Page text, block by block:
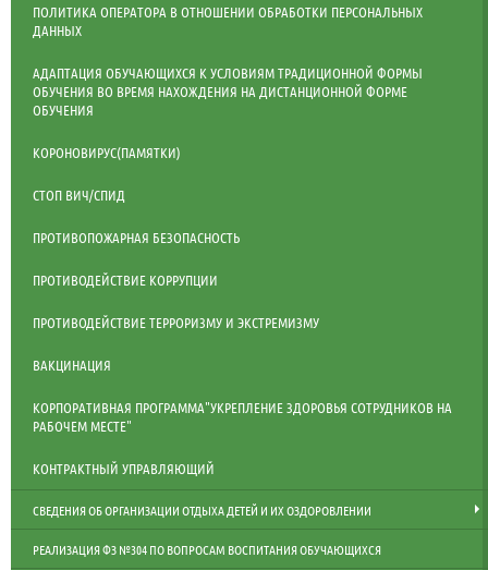
ПОЛИТИКА ОПЕРАТОРА В ОТНОШЕНИИ ОБРАБОТКИ ПЕРСОНАЛЬНЫХ
ДАННЫХ
АДАПТАЦИЯ ОБУЧАЮЩИХСЯ К УСЛОВИЯМ ТРАДИЦИОННОЙ ФОРМЫ
ОБУЧЕНИЯ ВО ВРЕМЯ НАХОЖДЕНИЯ НА ДИСТАНЦИОННОЙ ФОРМЕ
ОБУЧЕНИЯ
КОРОНОВИРУС(ПАМЯТКИ)
СТОП ВИЧ/СПИД
ПРОТИВОПОЖАРНАЯ БЕЗОПАСНОСТЬ
ПРОТИВОДЕЙСТВИЕ КОРРУПЦИИ
ПРОТИВОДЕЙСТВИЕ ТЕРРОРИЗМУ И ЭКСТРЕМИЗМУ
ВАКЦИНАЦИЯ
КОРПОРАТИВНАЯ ПРОГРАММА"УКРЕПЛЕНИЕ ЗДОРОВЬЯ СОТРУДНИКОВ НА
РАБОЧЕМ МЕСТЕ"
КОНТРАКТНЫЙ УПРАВЛЯЮЩИЙ
СВЕДЕНИЯ ОБ ОРГАНИЗАЦИИ ОТДЫХА ДЕТЕЙ И ИХ ОЗДОРОВЛЕНИИ
РЕАЛИЗАЦИЯ ФЗ №304 ПО ВОПРОСАМ ВОСПИТАНИЯ ОБУЧАЮЩИХСЯ